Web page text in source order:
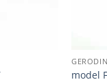
model